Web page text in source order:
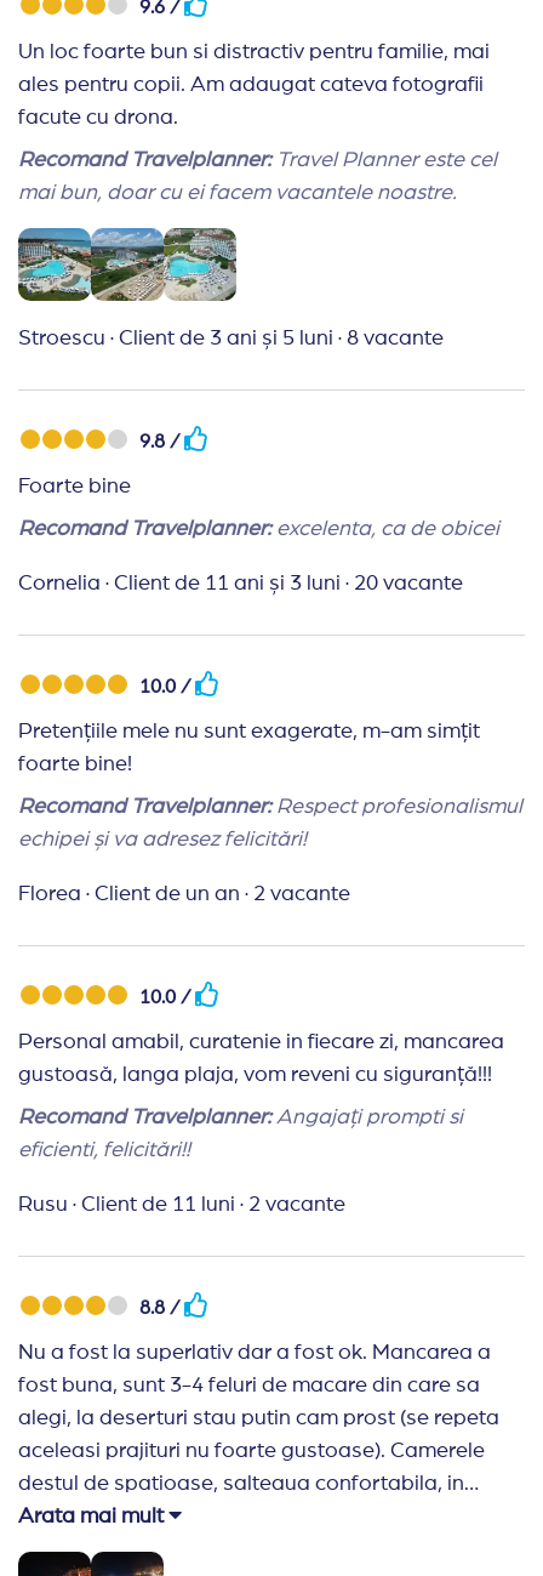
9.6 /
Un loc foarte bun si distractiv pentru familie, mai
ales pentru copii. Am adaugat cateva fotografii
facute cu drona.
Recomand Travelplanner:Travel Planner este cel
mai bun, doar cu ei facem vacantele noastre.
Stroescu · Client de 3 ani și 5 luni · 8 vacante
9.8 /
Foarte bine
Recomand Travelplanner: excelenta, ca de obicei
Cornelia · Client de 11 ani și 3 luni · 20 vacante
10.0 /
Pretențiile mele nu sunt exagerate, m-am simțit
foarte bine!
Recomand Travelplanner:Respect profesionalismul
echipei și va adresez felicitări!
Florea · Client de un an · 2 vacante
10.0 /
Personal amabil, curatenie in fiecare zi, mancarea
gustoasă, langa plaja, vom reveni cu siguranță!!!
Recomand Travelplanner:Angajați prompti si
eficienti, felicitări!!
Rusu · Client de 11 luni · 2 vacante
8.8 /
Nu a fost la superlativ dar a fost ok. Mancarea a
fost buna, sunt 3-4 feluri de macare din care sa
alegi, la deserturi stau putin cam prost (se repeta
aceleasi prajituri nu foarte gustoase). Camerele
destul de spatioase, salteaua confortabila, in
schimb canapeaua lasa de dorit daca cunt mai
mult de 2 persoane in camera. La capitolul
Arata mai mult